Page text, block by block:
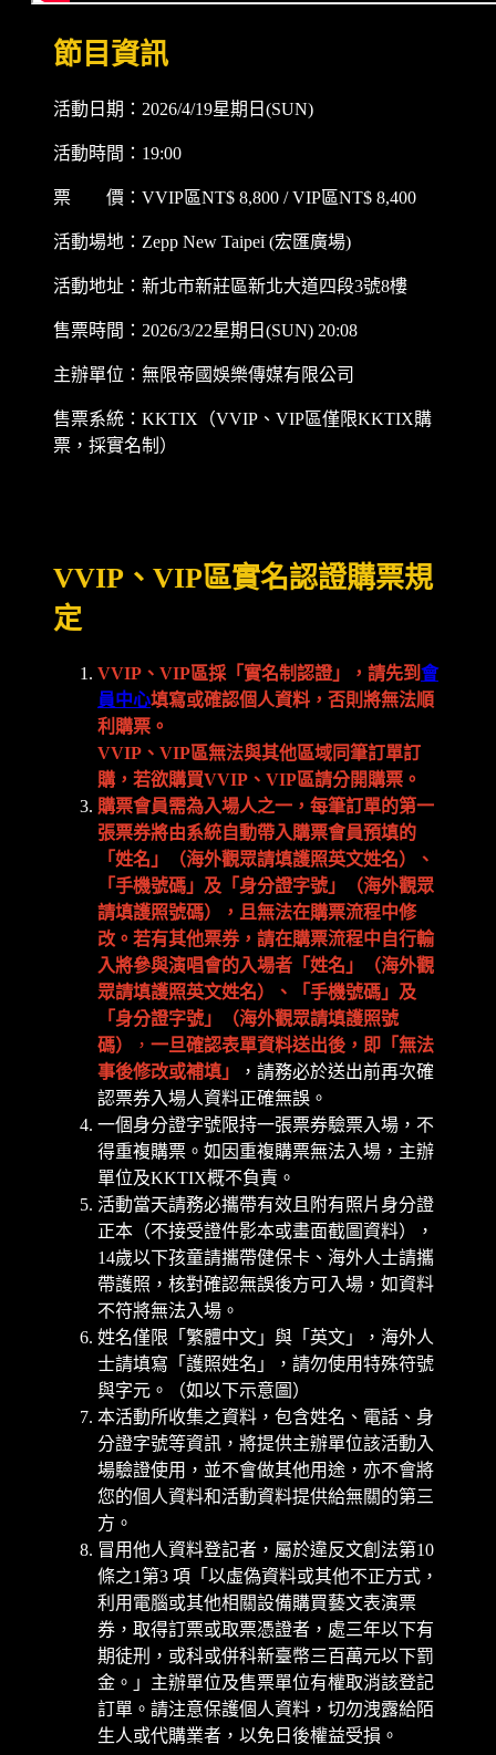
節目資訊
活動日期：2026/4/19星期日(SUN)
活動時間：19:00
票 價：VVIP區NT$ 8,800 / VIP區NT$ 8,400
活動場地：Zepp New Taipei (宏匯廣場)
活動地址：新北市新莊區新北大道四段3號8樓
售票時間：2026/3/22星期日(SUN) 20:08
主辦單位：無限帝國娛樂傳媒有限公司
售票系統：KKTIX（VVIP、VIP區僅限KKTIX購
票，採實名制）
VVIP、VIP區實名認證購票規
定
VVIP、VIP區採「實名制認證」，請先到 會
員中心填寫或確認個人資料，否則將無法順
利購票。
VVIP、VIP區無法與其他區域同筆訂單訂
購，若欲購買VVIP、VIP區請分開購票。
購票會員需為入場人之一，每筆訂單的第一
張票券將由系統自動帶入購票會員預填的
「姓名」（海外觀眾請填護照英文姓名）、
「手機號碼」及「身分證字號」（海外觀眾
請填護照號碼），且無法在購票流程中修
改。若有其他票券，請在購票流程中自行輸
入將參與演唱會的入場者「姓名」（海外觀
眾請填護照英文姓名）、「手機號碼」及
「身分證字號」（海外觀眾請填護照號
碼）
， 一旦確認表單資料送出後，即「無法
事後修改或補填」
，請務必於送出前再次確
認票券入場人資料正確無誤。
一個身分證字號限持一張票券驗票入場，不
得重複購票。如因重複購票無法入場，主辦
單位及KKTIX概不負責。
活動當天請務必攜帶有效且附有照片身分證
正本（不接受證件影本或畫面截圖資料），
14歲以下孩童請攜帶健保卡、海外人士請攜
帶護照，核對確認無誤後方可入場，如資料
不符將無法入場。
姓名僅限「繁體中文」與「英文」，海外人
士請填寫「護照姓名」，請勿使用特殊符號
與字元。（如以下示意圖）
本活動所收集之資料，包含姓名、電話、身
分證字號等資訊，將提供主辦單位該活動入
場驗證使用，並不會做其他用途，亦不會將
您的個人資料和活動資料提供給無關的第三
方。
冒用他人資料登記者，屬於違反文創法第10
條之1第3 項「以虛偽資料或其他不正方式，
利用電腦或其他相關設備購買藝文表演票
券，取得訂票或取票憑證者，處三年以下有
期徒刑，或科或併科新臺幣三百萬元以下罰
金。」主辦單位及售票單位有權取消該登記
訂單。請注意保護個人資料，切勿洩露給陌
生人或代購業者，以免日後權益受損。